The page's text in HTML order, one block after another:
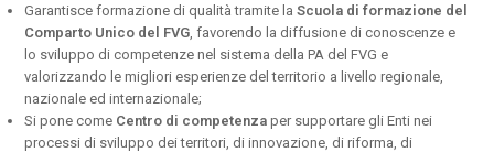
Garantisce formazione di qualità tramite laScuola di formazione del
Comparto Unico del FVG , favorendo la diffusione di conoscenze e
lo sviluppo di competenze nel sistema della PA del FVG e
valorizzando le migliori esperienze del territorio a livello regionale,
nazionale ed internazionale;
Si pone come Centro di competenza per supportare gli Enti nei
processi di sviluppo dei territori, di innovazione, di riforma, di